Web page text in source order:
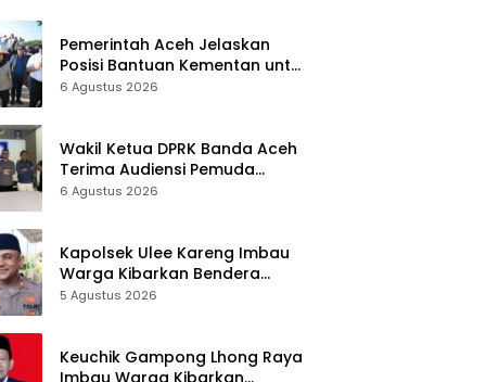
Pemerintah Aceh Jelaskan
Posisi Bantuan Kementan untuk
Pemulihan Sawah dan Kebun
6 Agustus 2026
Wakil Ketua DPRK Banda Aceh
Terima Audiensi Pemuda
Gampong Ilie
6 Agustus 2026
Kapolsek Ulee Kareng Imbau
Warga Kibarkan Bendera
Merah Putih Selama Bulan
5 Agustus 2026
Keuchik Gampong Lhong Raya
Imbau Warga Kibarkan